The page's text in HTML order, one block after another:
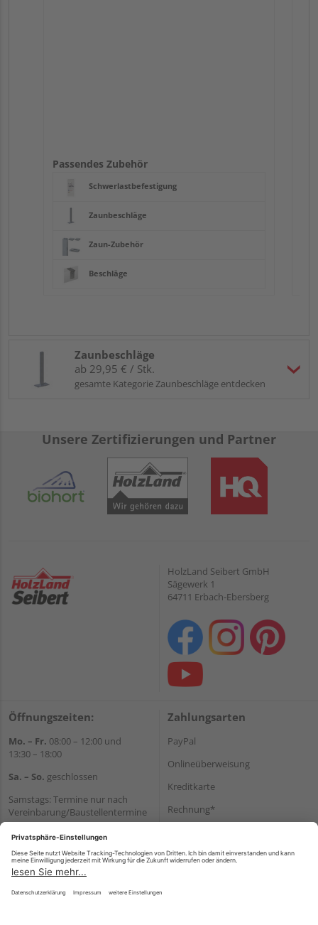
Passendes Zubehör
Schwerlastbefestigung
Zaunbeschläge
Zaun-Zubehör
Beschläge
Zaunbeschläge
ab 29,95 € / Stk.
gesamte Kategorie Zaunbeschläge entdecken
Unsere Zertifizierungen und Partner
HolzLand Seibert GmbH
Sägewerk 1
64711 Erbach-Ebersberg
Öffnungszeiten:
Mo. – Fr. 08:00 – 12:00 und
13:30 – 18:00
Sa. – So. geschlossen
Samstags: Termine nur nach
Vereinbarung/Baustellentermine
Wir helfen Ihnen gerne
weiter
Tel.:+49 6062 956180
E-Mail:shop@holzland-seibert.de
Zahlungsarten
PayPal
Onlineüberweisung
Kreditkarte
Rechnung*
Versand